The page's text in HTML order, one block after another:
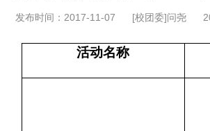
发布时间：2017-11-07 [校团委]问尧
活动名称